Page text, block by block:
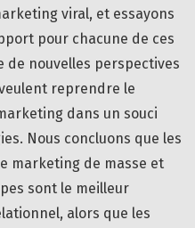
viral, et essayons
pour chacune de ces
de nouvelles perspectives
reprendre le
dans un souci
Nous concluons que les
marketing de masse et
sont le meilleur
alors que les